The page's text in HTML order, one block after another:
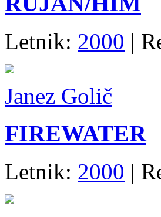
Letnik: 2000 |
Janez Golič
FIREWATER
Letnik: 2000 |